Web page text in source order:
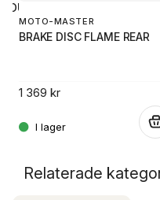
MOTO-MASTER
BRAKE DISC FLAME REAR
1 369 kr
Relaterade